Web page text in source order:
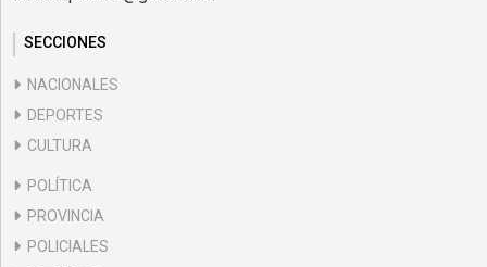
SECCIONES
NACIONALES
DEPORTES
CULTURA
POLÍTICA
PROVINCIA
POLICIALES